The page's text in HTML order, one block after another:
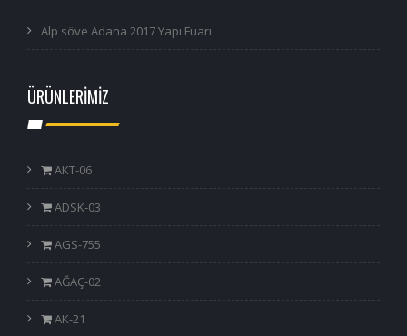
Alp söve Adana 2017 Yapı Fuarı
ÜRÜNLERİMİZ
AKT-06
ADSK-03
AGS-755
AĞAÇ-02
AK-21